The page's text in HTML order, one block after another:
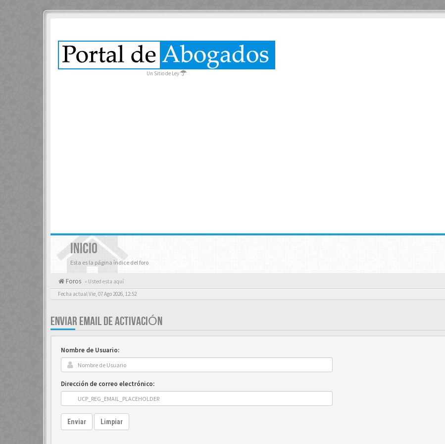
Un Sitio de Ley
INICIO
Esta es la página índice del foro
Foros « Usted esta aquí
Fecha actual Vie, 07 Ago 2026, 12:52
ENVIAR EMAIL DE ACTIVACIÓN
Nombre de Usuario:
Dirección de correo electrónico:
Enviar Limpiar